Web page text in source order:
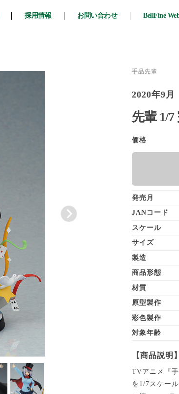
採用情報 お問い合わせ BellFine
手品先輩
2020年9月
先輩 1/
価格
発売月
JANコード
スケール
サイズ
製造
商品形態
材質
原型製作
彩色製作
対象年齢
【商品説明】
TVアニメ『
を1/7スケー